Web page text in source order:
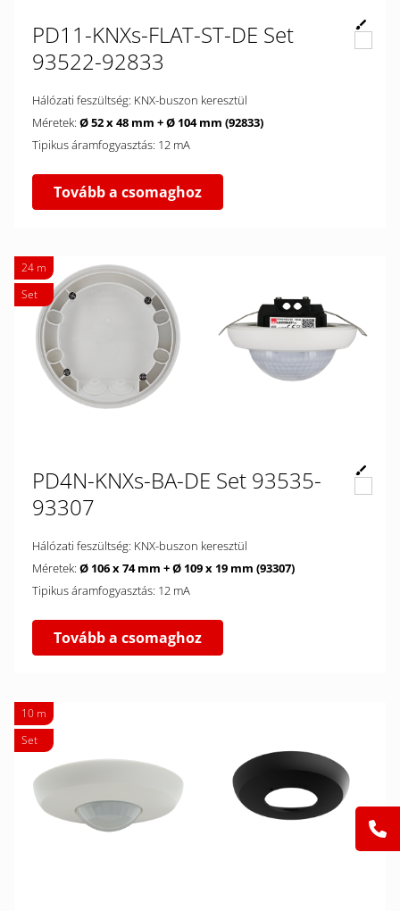
PD11-KNXs-FLAT-ST-DE Set
93522-92833
Hálózati feszültség: KNX-buszon keresztül
Méretek: Ø 52 x 48 mm + Ø 104 mm (92833)
Tipikus áramfogyasztás: 12 mA
Tovább a csomaghoz
24 m
Set
PD4N-KNXs-BA-DE Set 93535-
93307
Hálózati feszültség: KNX-buszon keresztül
Méretek: Ø 106 x 74 mm + Ø 109 x 19 mm (93307)
Tipikus áramfogyasztás: 12 mA
Tovább a csomaghoz
10 m
Set